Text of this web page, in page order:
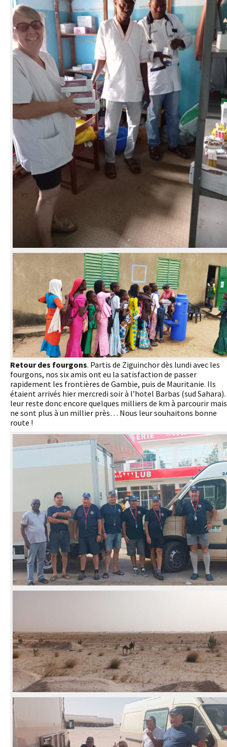
Retour des fourgons. Partis de Ziguinchor dès lundi avec les
fourgons, nos six amis ont eu la satisfaction de passer
rapidement les frontières de Gambie, puis de Mauritanie. Ils
étaient arrivés hier mercredi soir à l’hotel Barbas (sud
leur reste donc encore quelques milliers de km à parcourir
ne sont plus à un millier près… Nous leur souhaitons bonne
route !